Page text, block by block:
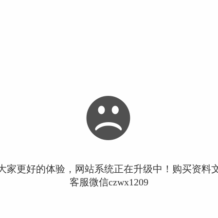
家更好的体验，网站系统正在升级中！购买资料
客服微信czwx1209